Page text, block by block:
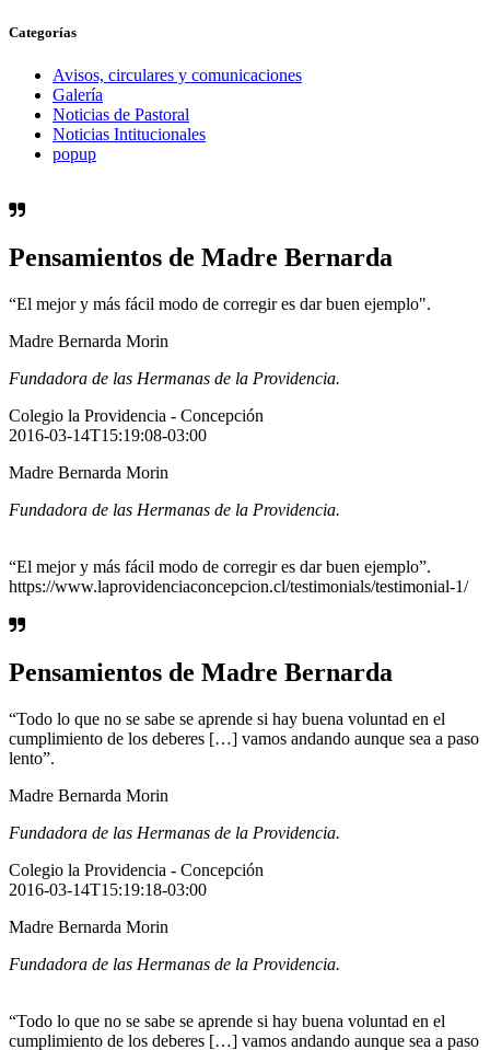
Categorías
Avisos, circulares y comunicaciones
Galería
Noticias de Pastoral
Noticias Intitucionales
popup
Pensamientos de Madre Bernarda
“El mejor y más fácil modo de corregir es dar buen ejemplo".
Madre Bernarda Morin
Fundadora de las Hermanas de la Providencia.
Colegio la Providencia - Concepción
2016-03-14T15:19:08-03:00
Madre Bernarda Morin
Fundadora de las Hermanas de la Providencia.
“El mejor y más fácil modo de corregir es dar buen ejemplo”.
https://www.laprovidenciaconcepcion.cl/testimonials/testimonial-1/
Pensamientos de Madre Bernarda
“Todo lo que no se sabe se aprende si hay buena voluntad en el
cumplimiento de los deberes […] vamos andando aunque sea a paso
lento”.
Madre Bernarda Morin
Fundadora de las Hermanas de la Providencia.
Colegio la Providencia - Concepción
2016-03-14T15:19:18-03:00
Madre Bernarda Morin
Fundadora de las Hermanas de la Providencia.
“Todo lo que no se sabe se aprende si hay buena voluntad en el
cumplimiento de los deberes […] vamos andando aunque sea a paso